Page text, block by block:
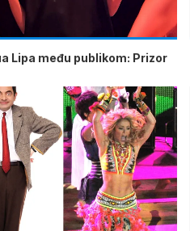
Lipa među publikom: Prizor